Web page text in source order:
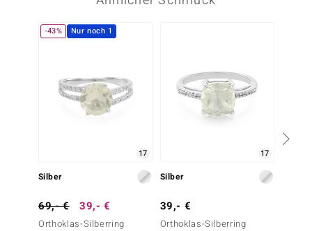
-43% Nur noch 1
17
Silber
69,- € 39,- €
Orthoklas-Silberring
17
Silber
39,- €
Orthoklas-Silberring